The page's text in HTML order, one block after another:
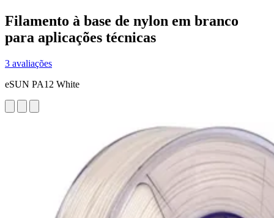
Filamento à base de nylon em branco
para aplicações técnicas
3 avaliações
eSUN PA12 White